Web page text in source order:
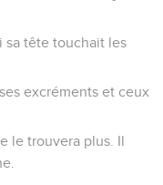
sa tête touchait les
excréments et ceux
le trouvera plus. Il